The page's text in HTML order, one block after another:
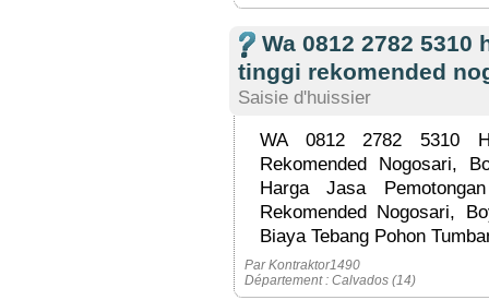
Wa 0812 2782
tinggi rekomended
Saisie d'huissier
WA 0812 2782 5310
Rekomended Nogosari,
Harga Jasa
Rekomended Nogosari,
Biaya Tebang Pohon
Par Kontraktor1490
Département : Calvados (14)